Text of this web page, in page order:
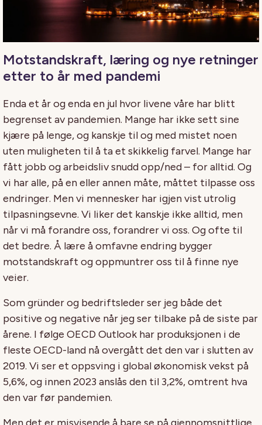
Motstandskraft, læring og nye retninger
etter to år med pandemi
Enda et år og enda en jul hvor livene våre har blitt
begrenset av pandemien. Mange har ikke sett sine
kjære på lenge, og kanskje til og med mistet noen
uten muligheten til å ta et skikkelig farvel. Mange har
fått jobb og arbeidsliv snudd opp/ned – for alltid. Og
vi har alle, på en eller annen måte, måttet tilpasse oss
endringer. Men vi mennesker har igjen vist utrolig
tilpasningsevne. Vi liker det kanskje ikke alltid, men
når vi må forandre oss, forandrer vi oss. Og ofte til
det bedre. Å lære å omfavne endring bygger
motstandskraft og oppmuntrer oss til å finne nye
veier.
Som gründer og bedriftsleder ser jeg både det
positive og negative når jeg ser tilbake på de siste par
årene. I følge OECD Outlook har produksjonen i de
fleste OECD-land nå overgått det den var i slutten av
2019. Vi ser et oppsving i global økonomisk vekst på
5,6%, og innen 2023 anslås den til 3,2%, omtrent hva
den var før pandemien.